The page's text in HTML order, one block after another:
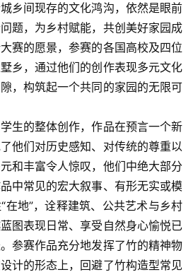
乡间现存的文化鸿沟，依然是眼前
题，为乡村赋能，共创美好家园成
赛的愿景，参赛的各国高校及四位
乡，通过他们的创作表现多元文化
，构筑起一个共同的家园的无限可
生的整体创作，作品在预言一个新
他们对历史感知、对传统的尊重以
和丰富令人惊叹，他们中绝大部分
中常见的宏大叙事、有形无实或模
在地”，诠释建筑、公共艺术与乡村
图表现日常、享受自然身心愉悦已
参赛作品充分地发挥了竹的精神物
计的形态上，回避了竹构造型常见